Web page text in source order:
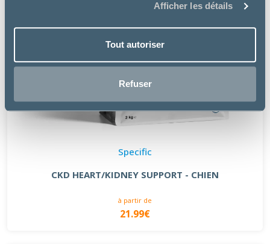
Afficher les détails
Tout autoriser
Refuser
Specific
CKD HEART/KIDNEY SUPPORT - CHIEN
à partir de
21.99€